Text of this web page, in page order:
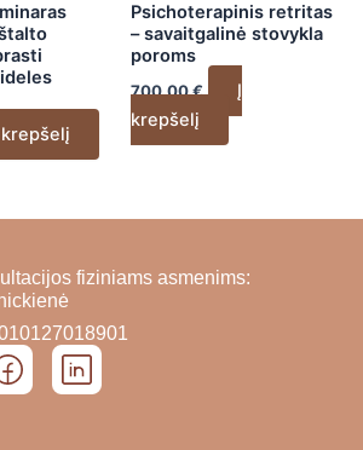
Psichoterapinis retritas
– savaitgalinė stovykla
poroms
700,00€
Į
krepšelį
fiziniams asmenims: